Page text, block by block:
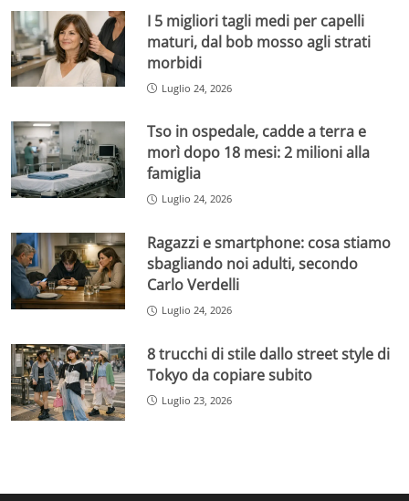
I 5 migliori tagli medi per capelli
maturi, dal bob mosso agli strati
morbidi
Luglio 24, 2026
Tso in ospedale, cadde a terra e
morì dopo 18 mesi: 2 milioni alla
famiglia
Luglio 24, 2026
Ragazzi e smartphone: cosa stiamo
sbagliando noi adulti, secondo
Carlo Verdelli
Luglio 24, 2026
8 trucchi di stile dallo street style di
Tokyo da copiare subito
Luglio 23, 2026